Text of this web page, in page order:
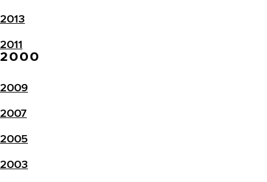
2013
2011
2000
2009
2007
2005
2003